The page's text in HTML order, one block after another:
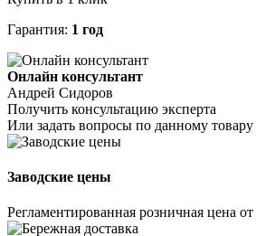
Гарантия: 1 год
Онлайн консультант
Андрей Сидоров
Получить консультацию эксперта
Или задать вопросы по данному
Заводские цены
Регламентированная розничная цена